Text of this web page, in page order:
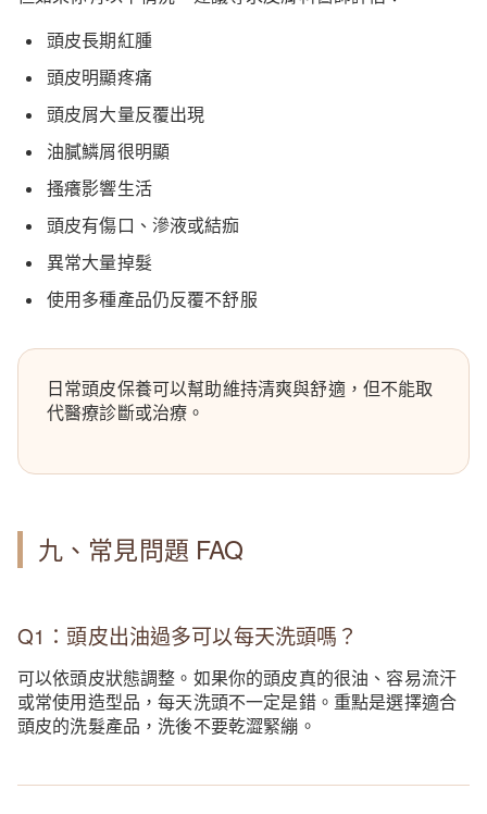
頭皮長期紅腫
頭皮明顯疼痛
頭皮屑大量反覆出現
油膩鱗屑很明顯
搔癢影響生活
頭皮有傷口、滲液或結痂
異常大量掉髮
使用多種產品仍反覆不舒服
日常頭皮保養可以幫助維持清爽與舒適，但不能取
代醫療診斷或治療。
九、常見問題 FAQ
Q1：頭皮出油過多可以每天洗頭嗎？
可以依頭皮狀態調整。如果你的頭皮真的很油、容易流汗
或常使用造型品，每天洗頭不一定是錯。重點是選擇適合
頭皮的洗髮產品，洗後不要乾澀緊繃。